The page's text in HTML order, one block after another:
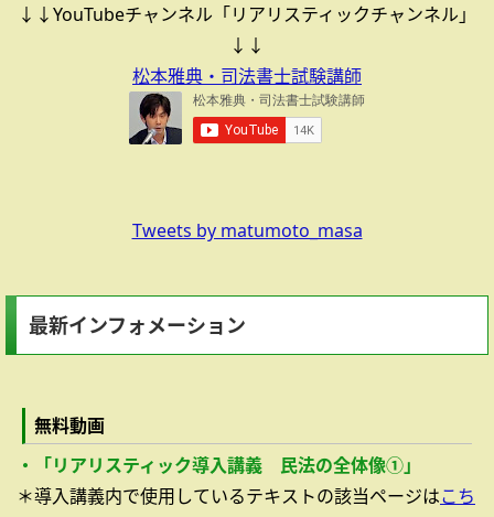
↓↓YouTubeチャンネル「リアリスティックチャンネル」
↓↓
松本雅典・司法書士試験講師
Tweets by matumoto_masa
最新インフォメーション
無料動画
・「リアリスティック導入講義 民法の全体像①」
＊導入講義内で使用しているテキストの該当ページはこち